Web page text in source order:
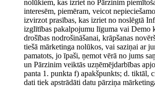
nolūkiem, kas izriet no Pārzinim
interesēm, piemēram, veicot
izvirzot prasības, kas izriet no noslēgtā
izglītības pakalpojumu līguma vai Demo
drošības nodrošināšanai, krāpšanas
tiešā mārketinga nolūkos, vai saziņai ar
pamatots, jo īpaši, ņemot vērā no jums
un Pārzinim veiktās uzņēmējdarbības
panta 1. punkta f) apakšpunkts; d. tiktāl,
dati tiek apstrādāti datu pārziņa